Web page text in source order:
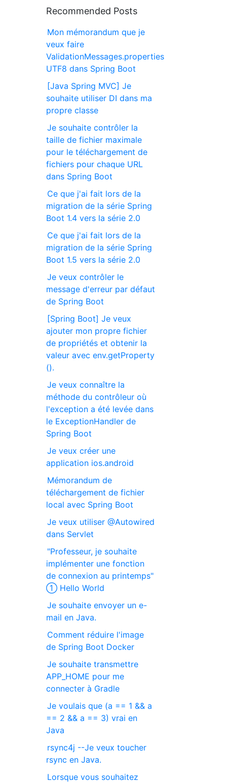
Recommended Posts
Mon mémorandum que je
veux faire
ValidationMessages.properties
UTF8 dans Spring Boot
[Java Spring MVC] Je
souhaite utiliser DI dans ma
propre classe
Je souhaite contrôler la
taille de fichier maximale
pour le téléchargement de
fichiers pour chaque URL
dans Spring Boot
Ce que j'ai fait lors de la
migration de la série Spring
Boot 1.4 vers la série 2.0
Ce que j'ai fait lors de la
migration de la série Spring
Boot 1.5 vers la série 2.0
Je veux contrôler le
message d'erreur par défaut
de Spring Boot
[Spring Boot] Je veux
ajouter mon propre fichier
de propriétés et obtenir la
valeur avec env.getProperty
().
Je veux connaître la
méthode du contrôleur où
l'exception a été levée dans
le ExceptionHandler de
Spring Boot
Je veux créer une
application ios.android
Mémorandum de
téléchargement de fichier
local avec Spring Boot
Je veux utiliser @Autowired
dans Servlet
"Professeur, je souhaite
implémenter une fonction
de connexion au printemps"
① Hello World
Je souhaite envoyer un e-
mail en Java.
Comment réduire l'image
de Spring Boot Docker
Je souhaite transmettre
APP_HOME pour me
connecter à Gradle
Je voulais que (a == 1 && a
== 2 && a == 3) vrai en
Java
rsync4j --Je veux toucher
rsync en Java.
Lorsque vous souhaitez